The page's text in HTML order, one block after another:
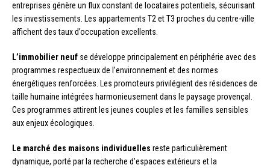
entreprises génère un flux constant de locataires potentiels, sécurisant
les investissements. Les appartements T2 et T3 proches du centre-ville
affichent des taux d’occupation excellents.
L’immobilier neuf se développe principalement en périphérie avec des
programmes respectueux de l’environnement et des normes
énergétiques renforcées. Les promoteurs privilégient des résidences de
taille humaine intégrées harmonieusement dans le paysage provençal.
Ces programmes attirent les jeunes couples et les familles sensibles
aux enjeux écologiques.
Le marché des maisons individuelles reste particulièrement
dynamique, porté par la recherche d’espaces extérieurs et la